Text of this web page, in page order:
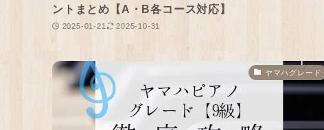
ントまとめ【A・B各コース対応】
2025-01-21 2025-10-31
ヤマハグレード